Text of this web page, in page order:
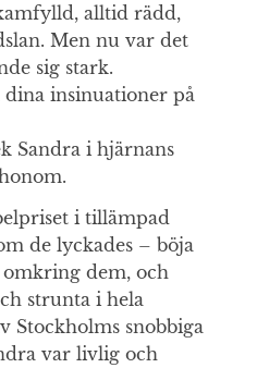
alltid rädd,
Men nu var det
sig stark.
insinuationer på
Sandra i hjärnans
i tillämpad
de lyckades – böja
dem, och
strunta i hela
Stockholms snobbiga
var livlig och